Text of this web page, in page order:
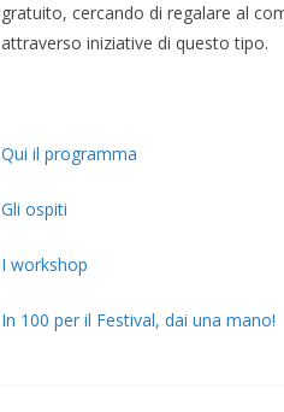
gratuito, cercando di regalare al
attraverso iniziative di questo tipo.
Qui il programma
Gli ospiti
I workshop
In 100 per il Festival, dai una mano!